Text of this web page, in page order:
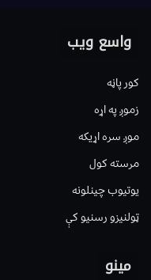
واسع ویب
کور پاڼه
زموږ په اړه
موږ سره اړیکه
مرسته کول
یوتیوب چینلونه
ټولنیزو رسنیو کې
مینو